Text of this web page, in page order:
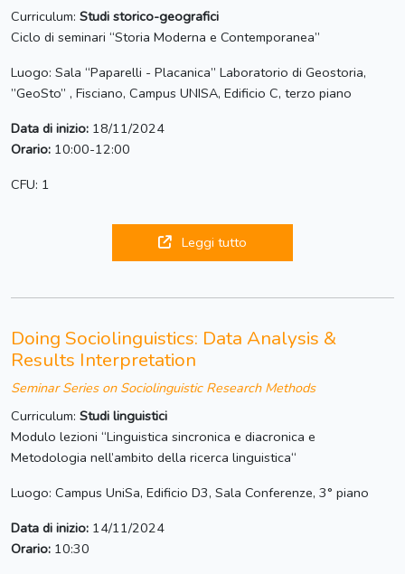
Curriculum: Studi storico-geografici
Ciclo di seminari “Storia Moderna e Contemporanea”
Luogo: Sala “Paparelli - Placanica” Laboratorio di Geostoria,
”GeoSto” , Fisciano, Campus UNISA, Edificio C, terzo piano
Data di inizio: 18/11/2024
Orario: 10:00-12:00
CFU: 1
Leggi tutto
Doing Sociolinguistics: Data Analysis &
Results Interpretation
Seminar Series on Sociolinguistic Research Methods
Curriculum: Studi linguistici
Modulo lezioni “Linguistica sincronica e diacronica e
Metodologia nell’ambito della ricerca linguistica“
Luogo: Campus UniSa, Edificio D3, Sala Conferenze, 3° piano
Data di inizio: 14/11/2024
Orario: 10:30